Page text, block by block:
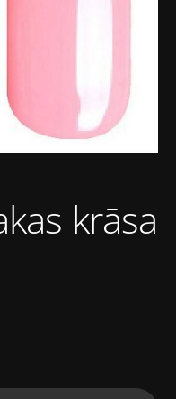
krāsa